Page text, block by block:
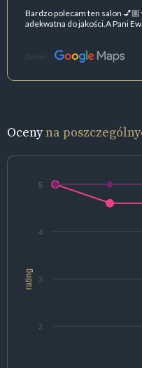
Bardzo polecam ten salon
adekwatna do jakości.A Pani
Źródło:
Ocenyna
rating
2
3
4
5